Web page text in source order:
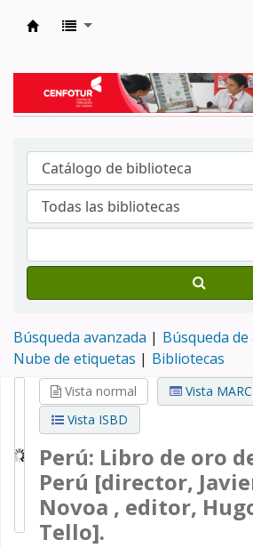
Búsqueda avanzada
Búsqueda
Nube de etiquetas
Bibliotecas
Vista normal
Vista MARC
Vista ISBD
Perú: Libro de oro
Perú [director,
Novoa , editor,
Tello].